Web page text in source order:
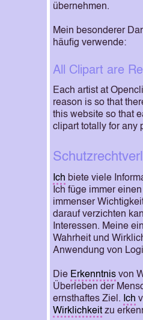
übernehmen.
Mein besonderer
häufig verwende:
All Clipart are
Each artist at
reason is so that
this website so that
clipart totally for any
Ich biete viele
Ich füge immer
immenser
darauf verzichten
Interessen. Meine
Wahrheit und
Anwendung von
Die Erkenntnis von
Überleben der
ernsthaftes Ziel. Ich
Wirklichkeit zu